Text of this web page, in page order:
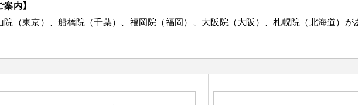
案内】
院（東京）、船橋院（千葉）、福岡院（福岡）、大阪院（大阪）、札幌院（北海道）が